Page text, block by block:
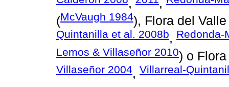
, ,
(McVaugh 1984), Flora del
Quintanilla et al. 2008b, Redonda-
Lemos & Villaseñor 2010) o
Villaseñor 2004, Villarreal-